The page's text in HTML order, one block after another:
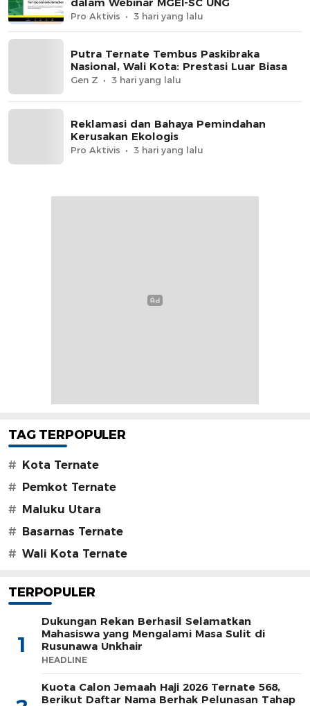
dalam Webinar MGEI-SC UNG
Pro Aktivis 3 hari yang lalu
Putra Ternate Tembus Paskibraka
Nasional, Wali Kota: Prestasi Luar Biasa
Gen Z 3 hari yang lalu
Reklamasi dan Bahaya Pemindahan
Kerusakan Ekologis
Pro Aktivis 3 hari yang lalu
TAG TERPOPULER
#
Kota Ternate
#
Pemkot Ternate
#
Maluku Utara
#
Basarnas Ternate
# Wali Kota Ternate
TERPOPULER
1
Dukungan Rekan Berhasil Selamatkan
Mahasiswa yang Mengalami Masa Sulit di
Rusunawa Unkhair
HEADLINE
Kuota Calon Jemaah Haji 2026 Ternate 568,
Berikut Daftar Nama Berhak Pelunasan Tahap